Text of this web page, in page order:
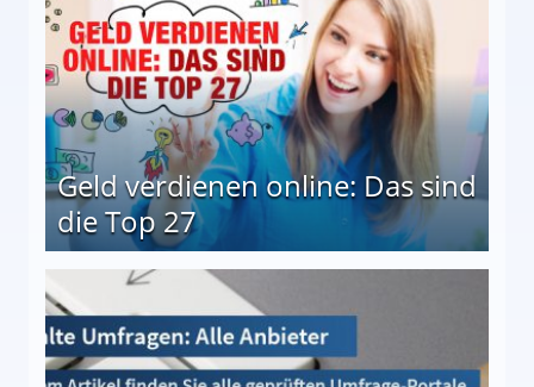
Geld verdienen online: Das sind
die Top 27